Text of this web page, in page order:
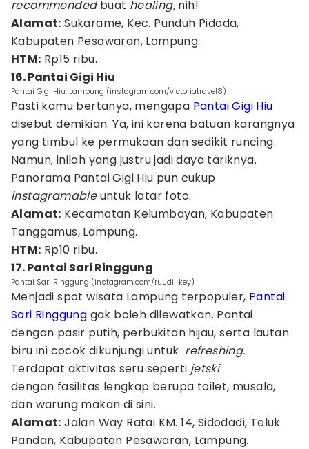
recommendedbuat healing, nih!
Alamat: Sukarame, Kec. Punduh Pidada,
Kabupaten Pesawaran, Lampung.
HTM: Rp15 ribu.
16. Pantai Gigi Hiu
Pantai Gigi Hiu, Lampung (instagram.com/victoriatravel8)
Pasti kamu bertanya, mengapa Pantai Gigi Hiu
disebut demikian. Ya, ini karena batuan karangnya
yang timbul ke permukaan dan sedikit runcing.
Namun, inilah yang justru jadi daya tariknya.
Panorama Pantai Gigi Hiu pun cukup
instagramableuntuk latar foto.
Alamat: Kecamatan Kelumbayan, Kabupaten
Tanggamus, Lampung.
HTM: Rp10 ribu.
17. Pantai Sari Ringgung
Pantai Sari Ringgung (instagram.com/ruudi_key)
Menjadi spot wisata Lampung terpopuler, Pantai
Sari Ringgung gak boleh dilewatkan. Pantai
dengan pasir putih, perbukitan hijau, serta lautan
biru ini cocok dikunjungi untuk refreshing.
Terdapat aktivitas seru seperti jetski
dengan fasilitas lengkap berupa toilet, musala,
dan warung makan di sini.
Alamat: Jalan Way Ratai KM. 14, Sidodadi, Teluk
Pandan, Kabupaten Pesawaran, Lampung.